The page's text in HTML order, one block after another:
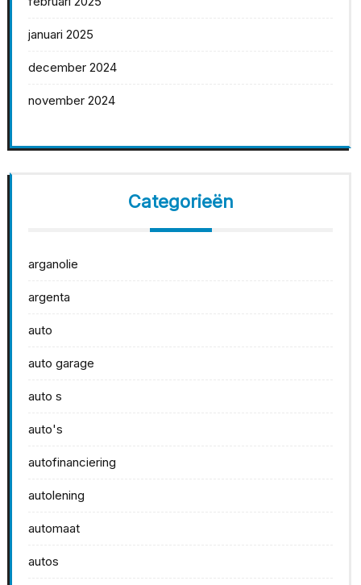
januari 2025
december 2024
november 2024
Categorieën
arganolie
argenta
auto
auto garage
auto s
auto's
autofinanciering
autolening
automaat
autos